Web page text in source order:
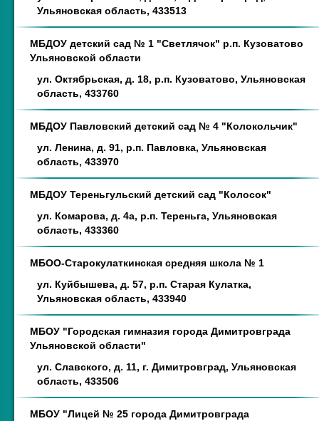
Ульяновская область, 433513
МБДОУ детский сад № 1 "Светлячок" р.п. Кузоватово
Ульяновской области
ул. Октябрьская, д. 18, р.п. Кузоватово, Ульяновская
область, 433760
МБДОУ Павловский детский сад № 4 "Колокольчик"
ул. Ленина, д. 91, р.п. Павловка, Ульяновская
область, 433970
МБДОУ Тереньгульский детский сад "Колосок"
ул. Комарова, д. 4а, р.п. Тереньга, Ульяновская
область, 433360
МБОО-Старокулаткинская средняя школа № 1
ул. Куйбышева, д. 57, р.п. Старая Кулатка,
Ульяновская область, 433940
МБОУ "Городская гимназия города Димитровграда
Ульяновской области"
ул. Славского, д. 11, г. Димитровград, Ульяновская
область, 433506
МБОУ "Лицей № 25 города Димитровграда